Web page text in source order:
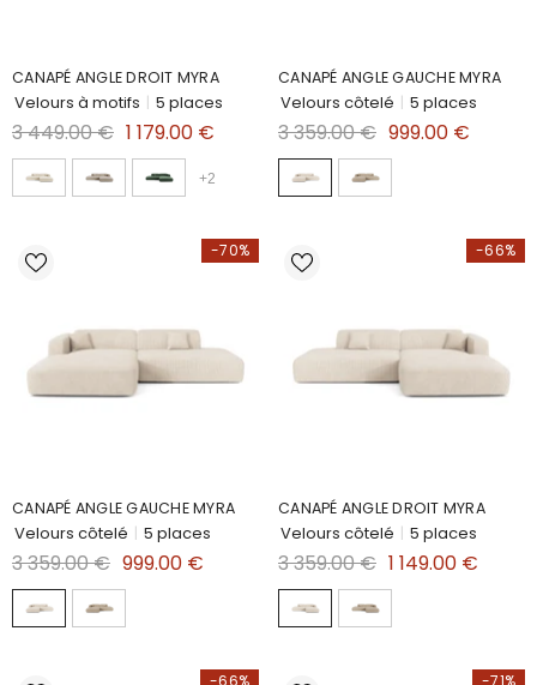
CANAPÉ ANGLE DROIT MYRA
Velours à motifs | 5 places
3 449.00 € 1 179.00 €
+2
CANAPÉ ANGLE GAUCHE MYRA
Velours côtelé | 5 places
3 359.00 € 999.00 €
-70%
CANAPÉ ANGLE GAUCHE MYRA
Velours côtelé | 5 places
3 359.00 € 999.00 €
-66%
CANAPÉ ANGLE DROIT MYRA
Velours côtelé | 5 places
3 359.00 € 1 149.00 €
-66% -71%